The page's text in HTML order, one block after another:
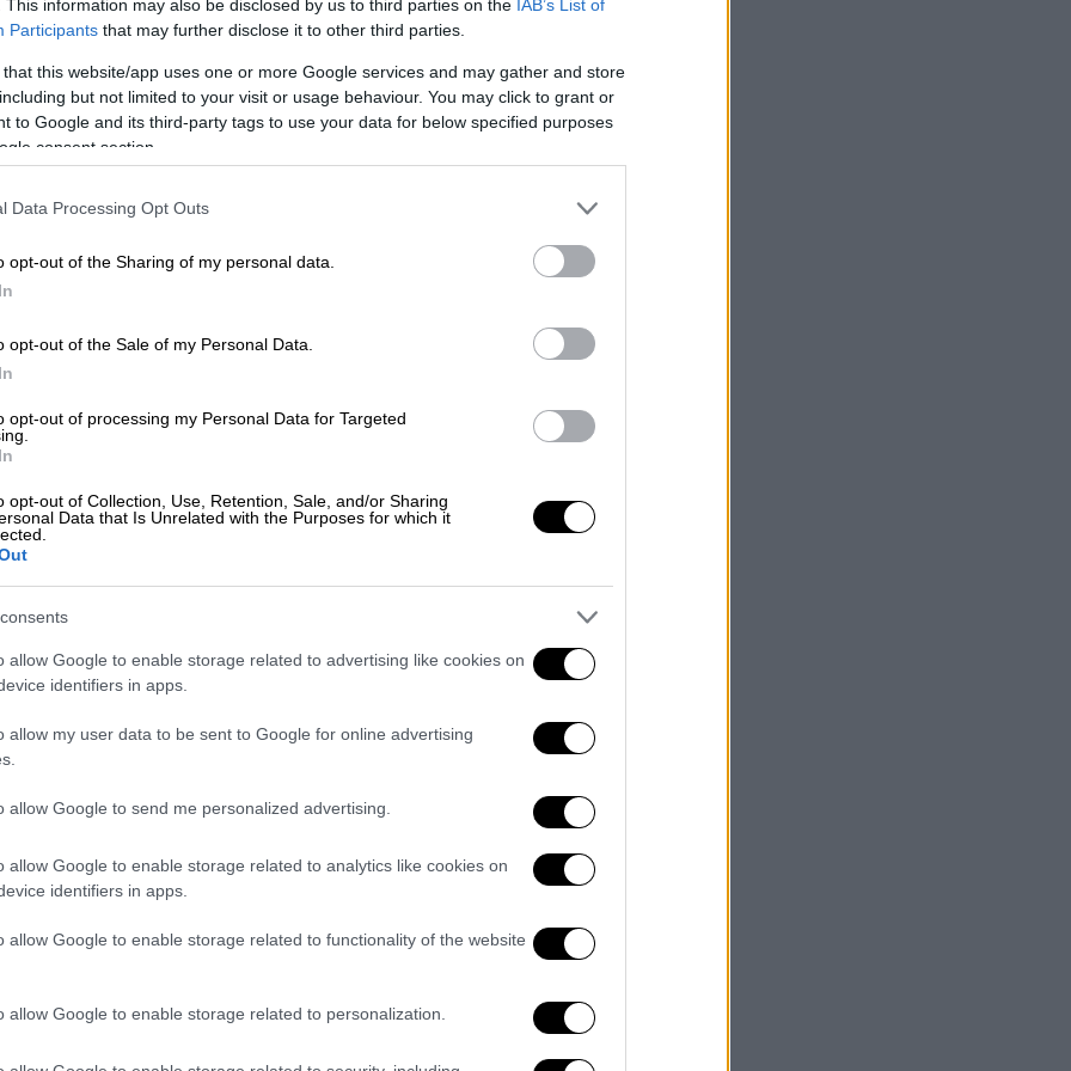
This information may also be disclosed by us to third parties on the IAB’s List of
Participants that may further disclose it to other third parties.
that this website/app uses one or more Google services and may gather and store
but not limited to your visit or usage behaviour. You may click to grant or
to Google and its third-party tags to use your data for below specified purposes
consent section.
Data Processing Opt Outs
opt-out of the Sharing of my personal data.
opt-out of the Sale of my Personal Data.
opt-out of processing my Personal Data for Targeted
opt-out of Collection, Use, Retention, Sale, and/or Sharing
Data that Is Unrelated with the Purposes for which it
allow Google to enable storage related to advertising like cookies on
identifiers in apps.
allow my user data to be sent to Google for online advertising
allow Google to send me personalized advertising.
allow Google to enable storage related to analytics like cookies on
identifiers in apps.
allow Google to enable storage related to functionality of the website
allow Google to enable storage related to personalization.
Κόσμος|30.06.2023 22:50
Ο θάνατος του Ναέλ βυθίζει τη
Γαλλία στο χάος για ακόμα ένα
24ωρο: Δεκάδες χιλιάδες
απαγόρευση κυκλοφορίας
Ο θάνατος του 17χρονου Ναέλ από
Οι ΗΠΑ επέστρεψαν επίσημα στην
Ελλάδα|30.06.2023 22:39
ο Οδοντωτός - Ποια δρομολόγια θα
Αναλυτικά η ανακοίνωση